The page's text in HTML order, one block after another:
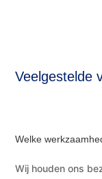
Veelgestelde
Welke
Wij houden ons